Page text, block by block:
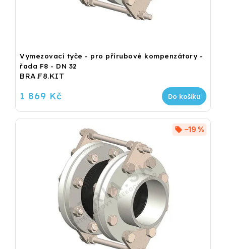
Vymezovací tyče - pro přírubové kompenzátory -
řada F8 - DN 32
BRA.F8.KIT
1 869 Kč Do košíku
–19 %